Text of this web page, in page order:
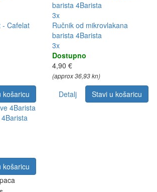
- Cafelat
košaricu
3x
Ručnik od mikrovlakana
barista 4Barista
3x
Dostupno
4,90 €
(approx 36,93 kn)
Detalj Stavi u košaricu
košaricu